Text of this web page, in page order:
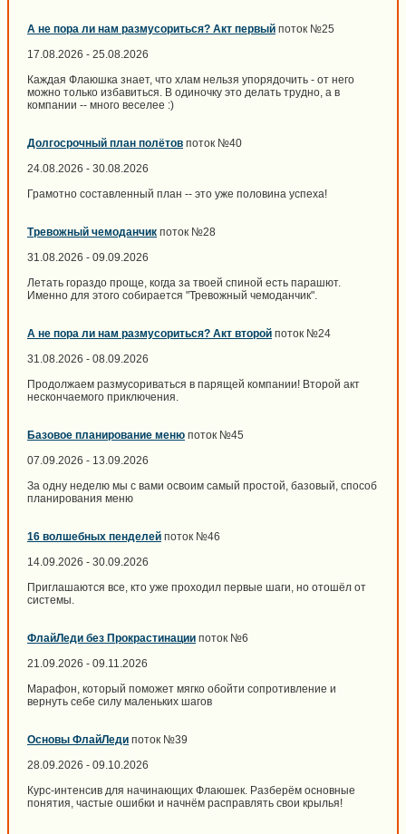
А не пора ли нам размусориться? Акт первый поток №25
17.08.2026 - 25.08.2026
Каждая Флаюшка знает, что хлам нельзя упорядочить - от него
можно только избавиться. В одиночку это делать трудно, а в
компании -- много веселее :)
Долгосрочный план полётов поток №40
24.08.2026 - 30.08.2026
Грамотно составленный план -- это уже половина успеха!
Тревожный чемоданчик поток №28
31.08.2026 - 09.09.2026
Летать гораздо проще, когда за твоей спиной есть парашют.
Именно для этого собирается "Тревожный чемоданчик".
А не пора ли нам размусориться? Акт второй поток №24
31.08.2026 - 08.09.2026
Продолжаем размусориваться в парящей компании! Второй акт
нескончаемого приключения.
Базовое планирование меню поток №45
07.09.2026 - 13.09.2026
За одну неделю мы с вами освоим самый простой, базовый, способ
планирования меню
16 волшебных пенделей поток №46
14.09.2026 - 30.09.2026
Приглашаются все, кто уже проходил первые шаги, но отошёл от
системы.
ФлайЛеди без Прокрастинации поток №6
21.09.2026 - 09.11.2026
Марафон, который поможет мягко обойти сопротивление и
вернуть себе силу маленьких шагов
Основы ФлайЛеди поток №39
28.09.2026 - 09.10.2026
Курс-интенсив для начинающих Флаюшек. Разберём основные
понятия, частые ошибки и начнём расправлять свои крылья!